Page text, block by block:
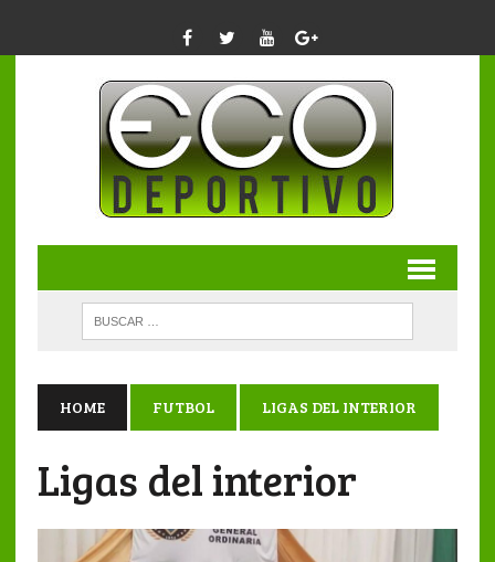
HOME FUTBOL LIGAS DEL INTERIOR
Ligas del interior